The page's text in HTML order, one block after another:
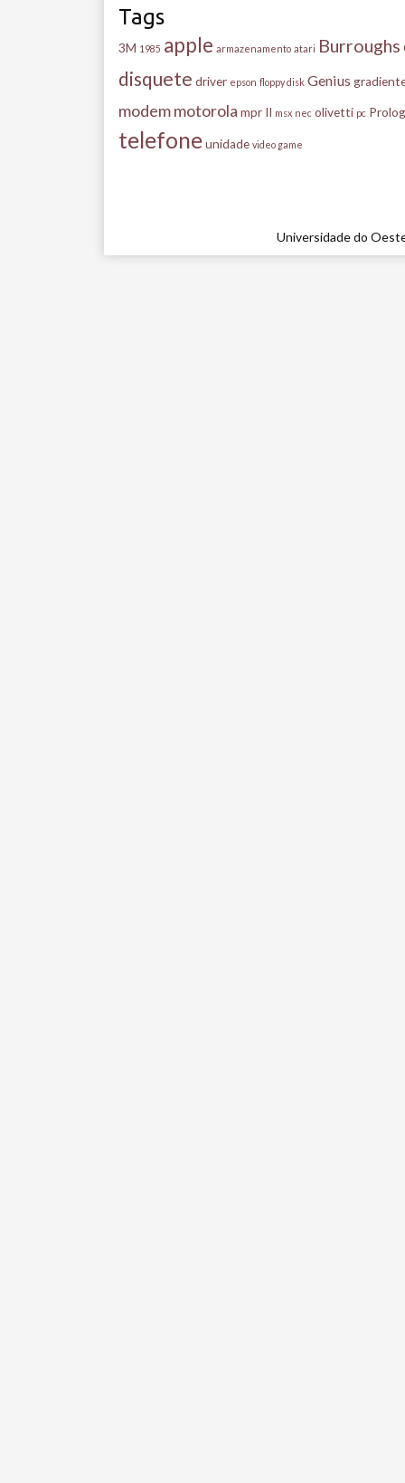
Tags
3M 1985 apple armazenamento atari Burroughs
disquete driver epson floppy disk Genius
modemmotorola mpr II msx nec olivetti pc
telefoneunidade video game
Universidade do